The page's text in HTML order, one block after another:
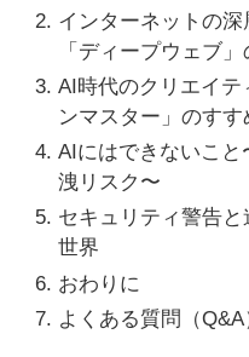
インターネットの
「ディープウェブ
AI時代のクリエイ
ンマスター」のすす
AIにはできないこと
洩リスク〜
セキュリティ警告
世界
おわりに
よくある質問（Q&A